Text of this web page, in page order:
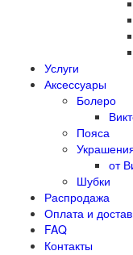
Услуги
Аксессуары
Болеро
Пояса
от
Шубки
Распродажа
Оплата и
FAQ
Контакты